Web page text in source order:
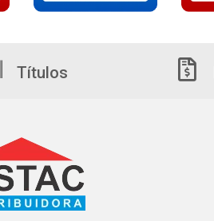
Títulos